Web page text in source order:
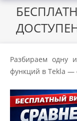
Разбираем одну
функций в Tekla —